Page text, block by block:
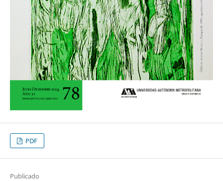
PDF
Publicado